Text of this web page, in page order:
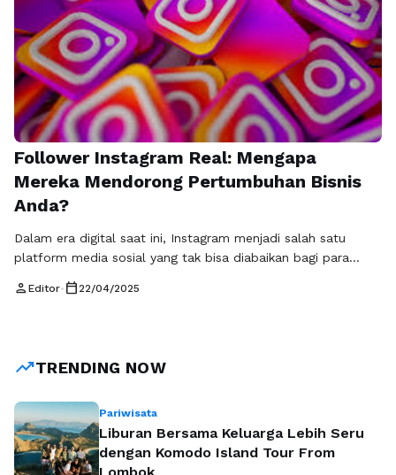
Follower Instagram Real: Mengapa
Mereka Mendorong Pertumbuhan Bisnis
Anda?
Dalam era digital saat ini, Instagram menjadi salah satu
platform media sosial yang tak bisa diabaikan bagi para
bulannya, Instagram memberikan peluang besar untuk
dan …Baca Selengkapnya
person Editor• calendar_today 22/04/2025
trending_upTRENDING NOW
Pariwisata
Liburan Bersama Keluarga Lebih Seru
dengan Komodo Island Tour From
Lombok